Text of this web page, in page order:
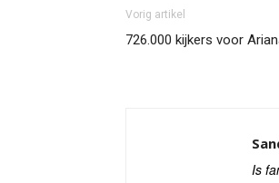
Vorig artikel
726.000 kijkers voor
Is